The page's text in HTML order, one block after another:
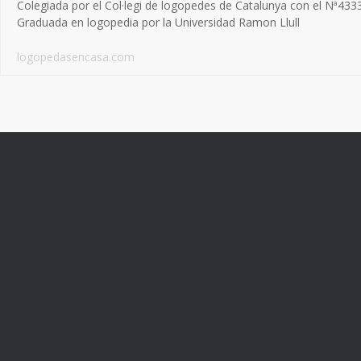
Colegiada por el Col·legi de logopedes de Catalunya con el
Graduada en logopedia por la Universidad Ramon Llull
logopedasencasa.com